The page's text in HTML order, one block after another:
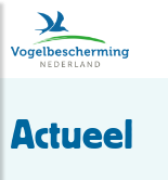
Actueel